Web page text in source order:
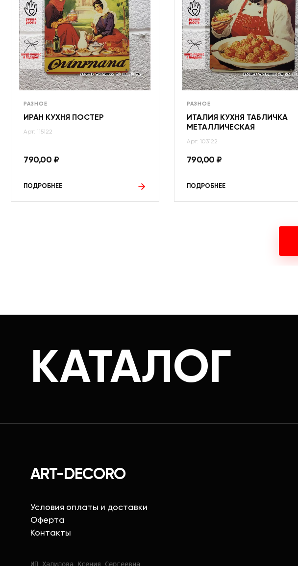
РАЗНОЕ
ИРАН КУХНЯ ПОСТЕР
Арт: 115122
790,00 ₽
ПОДРОБНЕЕ
РАЗНОЕ
ИТАЛИЯ КУХНЯ ТАБЛИЧКА
МЕТАЛЛИЧЕСКАЯ
Арт: 103122
790,00 ₽
ПОДРОБНЕЕ
КАТАЛОГ
ART-DECORO
Условия оплаты и доставки
Оферта
Контакты
ИП Халилова Ксения Сергеевна